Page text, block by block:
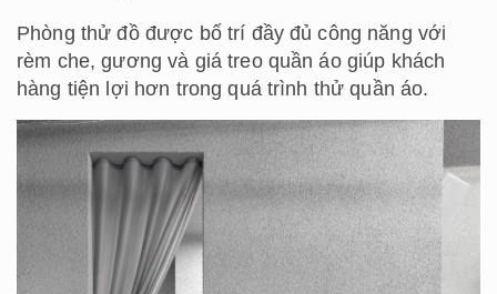
Phòng thử đồ được bố trí đầy đủ công năng với
rèm che, gương và giá treo quần áo giúp khách
hàng tiện lợi hơn trong quá trình thử quần áo.